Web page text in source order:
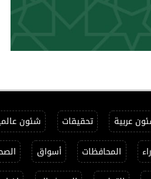
عربية تحقيقات شئون
المحافظات أسواق